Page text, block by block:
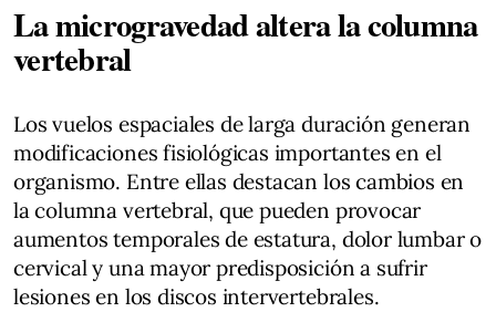
La microgravedad altera la columna
vertebral
Los vuelos espaciales de larga duración generan
modificaciones fisiológicas importantes en el
organismo. Entre ellas destacan los cambios en
la columna vertebral, que pueden provocar
aumentos temporales de estatura, dolor lumbar o
cervical y una mayor predisposición a sufrir
lesiones en los discos intervertebrales.